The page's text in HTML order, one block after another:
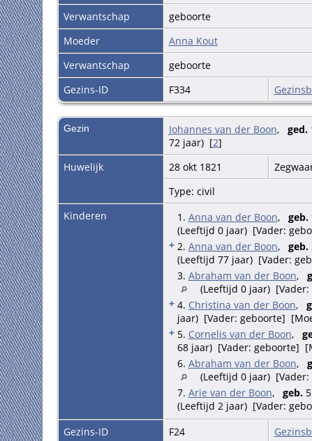
Verwantschap
geboorte
Moeder
Anna Kout
Verwantschap
geboorte
Gezins-ID
F334
Gezin Johannes van der Boon, ged.
72 jaar) [2]
Huwelijk
28 okt 1821
Type: civil
Kinderen
1. Anna van der Boon, geb.
(Leeftijd 0 jaar) [Vader:
+ 2. Anna van der Boon, geb.
(Leeftijd 77 jaar) [Vader:
3. Abraham van der Boon,
(Leeftijd 0 jaar)
+ 4. Christina van der Boon,
jaar) [Vader: geboorte]
+ 5. Cornelis van der Boon,
68 jaar) [Vader: geboorte]
6. Abraham van der Boon,
(Leeftijd 0 jaar)
7. Arie van der Boon, geb.5
(Leeftijd 2 jaar) [Vader:
Gezins-ID
F24